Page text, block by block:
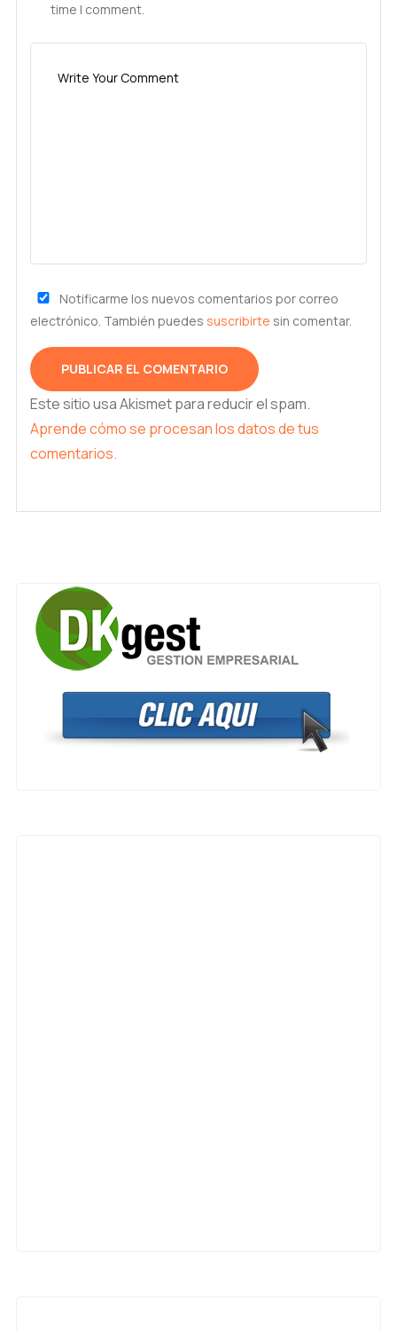
time I comment.
Notificarme los nuevos comentarios por correo
electrónico. También puedes suscribirte sin comentar.
Este sitio usa Akismet para reducir el spam.
Aprende cómo se procesan los datos de tus
comentarios.